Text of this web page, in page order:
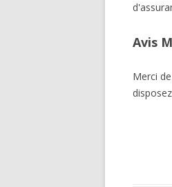
Avis
Merci